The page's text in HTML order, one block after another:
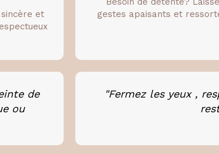
et
gestes apaisants et
de
ou
"Fermez les yeux ,